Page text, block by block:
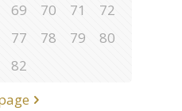
69 70 71
72
77 78 79
80
82